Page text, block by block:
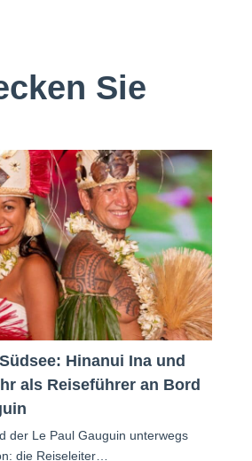
Sie
Hinanui Ina und
als Reiseführer an Bord
der Le Paul Gauguin unterwegs
die Reiseleiter…